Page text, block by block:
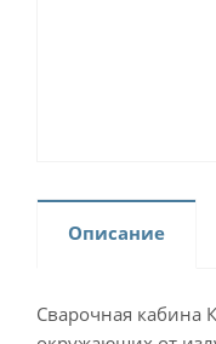
Описание
Сварочная кабина